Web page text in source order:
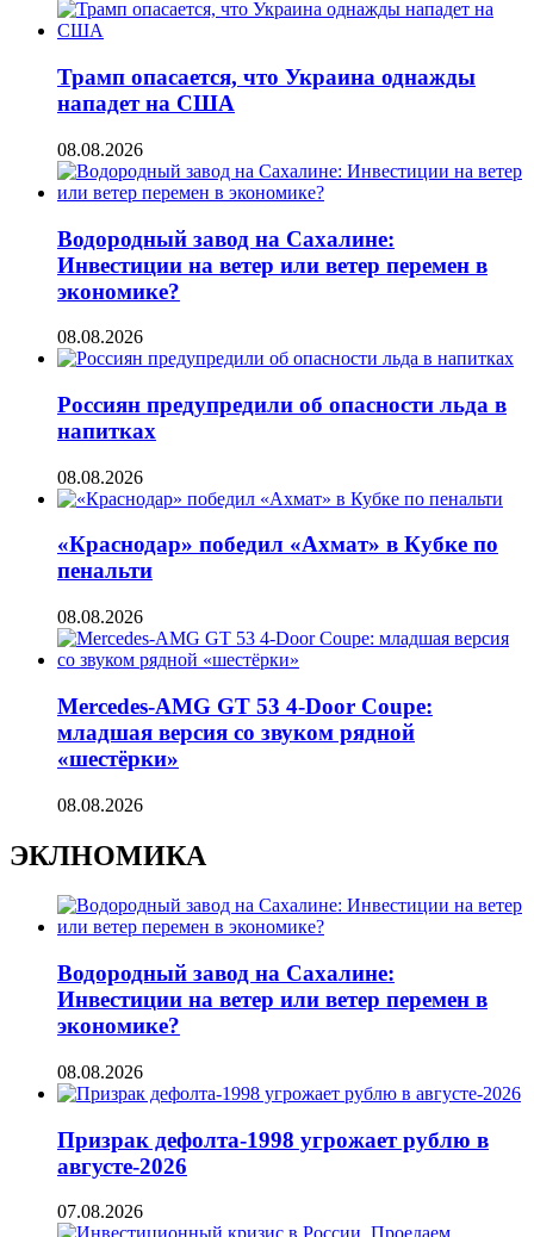
Трамп опасается, что Украина однажды
нападет на США
08.08.2026
Водородный завод на Сахалине:
Инвестиции на ветер или ветер перемен в
экономике?
08.08.2026
Россиян предупредили об опасности льда в
напитках
08.08.2026
«Краснодар» победил «Ахмат» в Кубке по
пенальти
08.08.2026
Mercedes-AMG GT 53 4-Door Coupe:
младшая версия со звуком рядной
«шестёрки»
08.08.2026
ЭКЛНОМИКА
Водородный завод на Сахалине:
Инвестиции на ветер или ветер перемен в
экономике?
08.08.2026
Призрак дефолта-1998 угрожает рублю в
августе-2026
07.08.2026